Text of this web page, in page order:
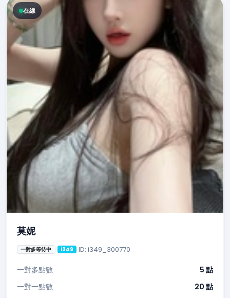
在線
莫妮
一對多等待中 i349 ID: i349_300770
一對多點數
5 點
一對一點數
20 點